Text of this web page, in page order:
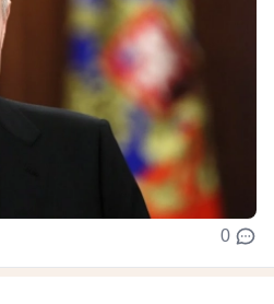
0